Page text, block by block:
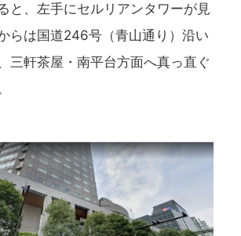
と、左手にセルリアンタワーが見
らは国道246号（青山通り）沿い
三軒茶屋・南平台方面へ真っ直ぐ